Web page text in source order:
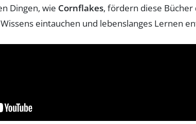
Dingen, wie Cornflakes, fördern diese Bücher
eintauchen und lebenslanges Lernen